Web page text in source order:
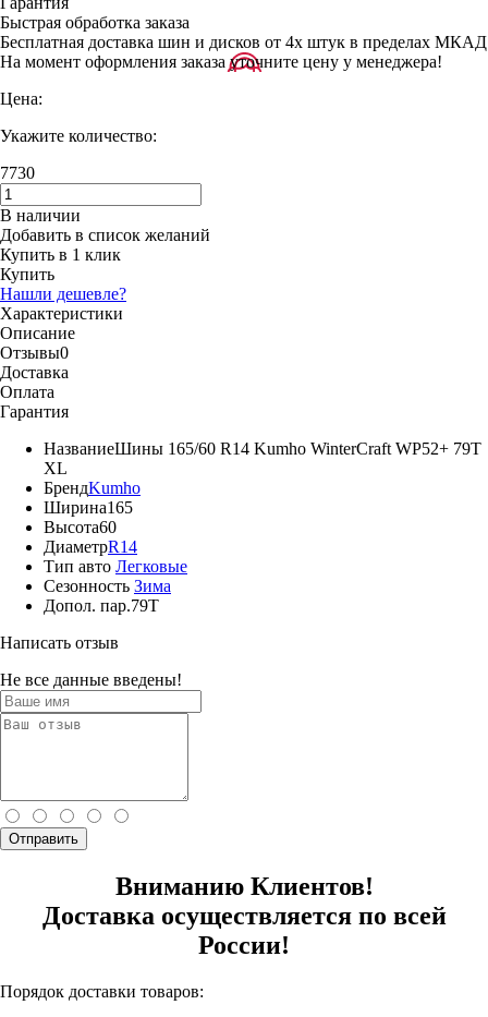
Быстрая обработка заказа
Бесплатная доставка шин и дисков от 4х штук в пределах МКАД
На момент оформления заказа уточните цену у менеджера!
Цена:
Укажите количество:
7730
В наличии
Добавить в список желаний
Купить в 1 клик
Купить
Нашли дешевле?
Характеристики
Описание
Отзывы0
Доставка
Оплата
Гарантия
НазваниеШины 165/60 R14 Kumho WinterCraft WP52+ 79T
XL
БрендKumho
Ширина165
Высота60
ДиаметрR14
Тип авто Легковые
Сезонность Зима
Допол. пар.79T
Написать отзыв
Не все данные введены!
Отправить
Вниманию Клиентов!
Доставка осуществляется по всей
России!
Порядок доставки товаров: